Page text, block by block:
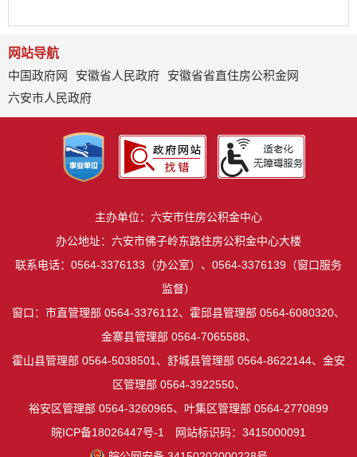
网站导航
中国政府网
安徽省人民政府
安徽省省直住房公积金网
六安市人民政府
主办单位：六安市住房公积金中心
办公地址：六安市佛子岭东路住房公积金中心大楼
联系电话：0564-3376133（办公室）、0564-3376139（窗口服务
监督）
窗口：市直管理部 0564-3376112、霍邱县管理部 0564-6080320、
金寨县管理部 0564-7065588、
霍山县管理部 0564-5038501、舒城县管理部 0564-8622144、金安
区管理部 0564-3922550、
裕安区管理部 0564-3260965、叶集区管理部 0564-2770899
皖ICP备18026447号-1
网站标识码：3415000091